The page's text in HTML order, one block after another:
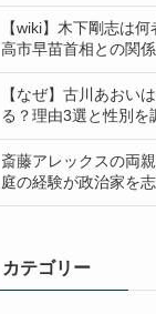
【wiki】木下剛志は
高市早苗首相との関
【なぜ】古川あおい
る？理由3選と性別を
斎藤アレックスの両
庭の経験が政治家を
カテゴリー